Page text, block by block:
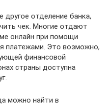
отделение банка,
чек. Многие отдают
онлайн при помощи
платежами. Это возможно,
финансовой
страны доступна
можно найти в